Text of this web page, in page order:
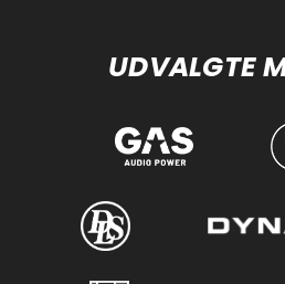
UDVALGTE